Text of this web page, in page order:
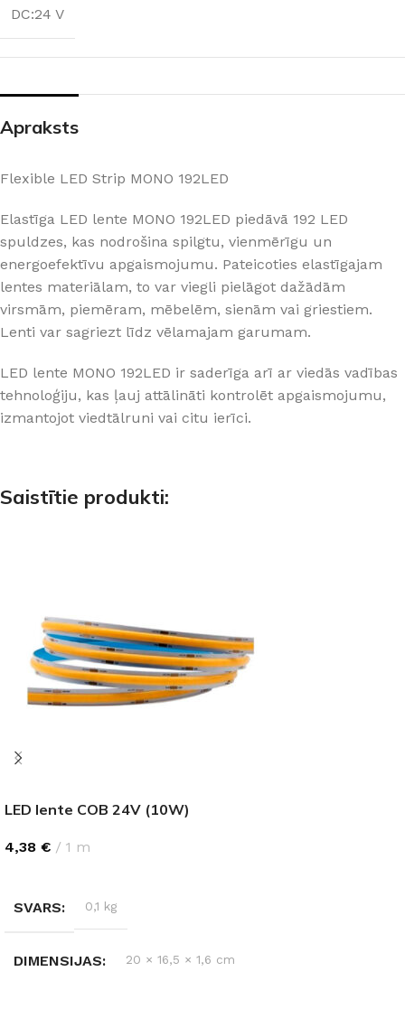
DC:24 V
Apraksts
Flexible LED Strip MONO 192LED
Elastīga LED lente MONO 192LED piedāvā 192 LED
spuldzes, kas nodrošina spilgtu, vienmērīgu un
energoefektīvu apgaismojumu. Pateicoties elastīgajam
lentes materiālam, to var viegli pielāgot dažādām
virsmām, piemēram, mēbelēm, sienām vai griestiem.
Lenti var sagriezt līdz vēlamajam garumam.
LED lente MONO 192LED ir saderīga arī ar viedās vadības
tehnoloģiju, kas ļauj attālināti kontrolēt apgaismojumu,
izmantojot viedtālruni vai citu ierīci.
Saistītie produkti:
LED lente COB 24V (10W)
4,38 € 1 m
SVARS 0,1 kg
DIMENSIJAS 20 × 16,5 × 1,6 cm